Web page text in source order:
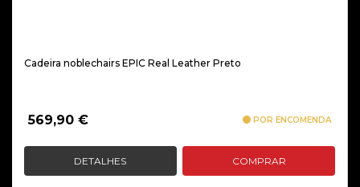
Cadeira noblechairs EPIC Real Leather Preto
569,90 € POR ENCOMENDA
DETALHES COMPRAR